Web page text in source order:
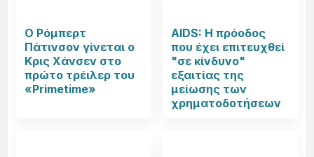
Ο Ρόμπερτ
Πάτινσον γίνεται ο
Κρις Χάνσεν στο
πρώτο τρέιλερ του
«Primetime»
AIDS: Η πρόοδος
που έχει επιτευχθεί
"σε κίνδυνο"
εξαιτίας της
μείωσης των
χρηματοδοτήσεων